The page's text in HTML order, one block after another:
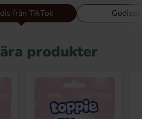
från TikTok
produkter